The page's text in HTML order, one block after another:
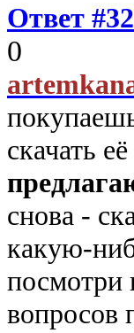
Ответ #32
0
скачать
снова -
какую-
посмотри
вопросов